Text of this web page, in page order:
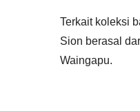
Terkait koleksi
Sion berasal
Waingapu.